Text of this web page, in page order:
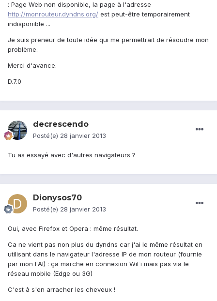
: Page Web non disponible, la page à l'adresse
http://monrouteur.dyndns.org/ est peut-être temporairement
indisponible ...
Je suis preneur de toute idée qui me permettrait de résoudre mon
problème.
Merci d'avance.
D.7.0
decrescendo
Posté(e) 28 janvier 2013
Tu as essayé avec d'autres navigateurs ?
Dionysos70
Posté(e) 28 janvier 2013
Oui, avec Firefox et Opera : même résultat.
Ca ne vient pas non plus du dyndns car j'ai le même résultat en
utilisant dans le navigateur l'adresse IP de mon routeur (fournie
par mon FAI) : ça marche en connexion WiFi mais pas via le
réseau mobile (Edge ou 3G)
C'est à s'en arracher les cheveux !